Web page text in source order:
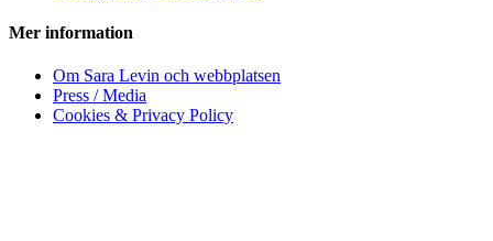
Mer information
Om Sara Levin och webbplatsen
Press / Media
Cookies & Privacy Policy